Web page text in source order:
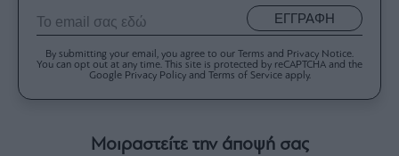
ΕΓΓΡΑΦΗ
By submitting your email, you agree to our Terms and Privacy Notice.
You can opt out at any time. This site is protected by reCAPTCHA and the
Google Privacy Policy and Terms of Service apply.
Μοιραστείτε την άποψή σας